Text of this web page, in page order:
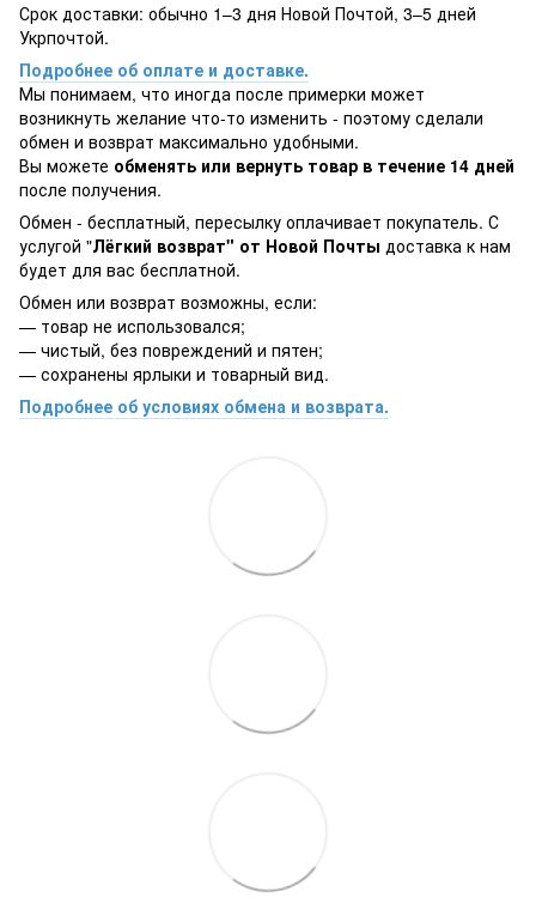
Срок доставки: обычно 1–3 дня Новой Почтой, 3–5 дней
Укрпочтой.
Подробнее об оплате и доставке.
Мы понимаем, что иногда после примерки может
возникнуть желание что-то изменить - поэтому сделали
обмен и возврат максимально удобными.
Вы можете обменять или вернуть товар в течение 14 дней
после получения.
Обмен - бесплатный, пересылку оплачивает покупатель. С
услугой "Лёгкий возврат" от Новой Почты доставка к нам
будет для вас бесплатной.
Обмен или возврат возможны, если:
— товар не использовался;
— чистый, без повреждений и пятен;
— сохранены ярлыки и товарный вид.
Подробнее об условиях обмена и возврата.